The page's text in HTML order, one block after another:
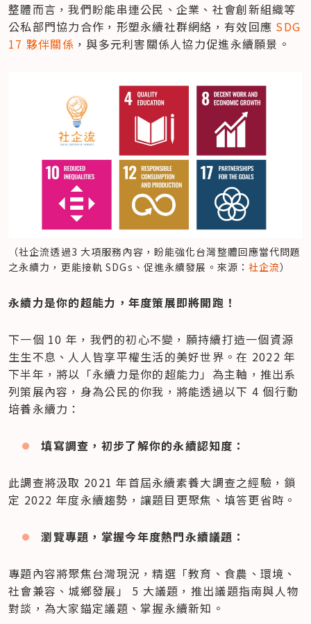
整體而言，我們盼能串連公民、企業、社會創新組織等
公私部門協力合作，形塑永續社群網絡，有效回應 SDG
17 夥伴關係 ，與多元利害關係人協力促進永續願景。
（社企流透過3 大項服務內容，盼能強化台灣整體回應當代問題
之永續力，更能接軌 SDGs、促進永續發展。來源： 社企流）
永續力是你的超能力，年度策展即將開跑！
下一個 10 年，我們的初心不變，願持續打造一個資源
生生不息、人人皆享平權生活的美好世界。在 2022 年
下半年，將以「永續力是你的超能力」為主軸，推出系
列策展內容，身為公民的你我，將能透過以下 4 個行動
培養永續力：
填寫調查，初步了解你的永續認知度：
此調查將汲取 2021 年首屆永續素養大調查之經驗，鎖
定 2022 年度永續趨勢，讓題目更聚焦、填答更省時。
瀏覽專題，掌握今年度熱門永續議題：
專題內容將聚焦台灣現況，精選「教育、食農、環境、
社會兼容、城鄉發展」 5 大議題，推出議題指南與人物
對談，為大家錨定議題、掌握永續新知。